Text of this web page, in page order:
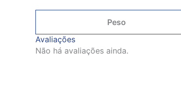
Peso
Avaliações
Não há avaliações ainda.